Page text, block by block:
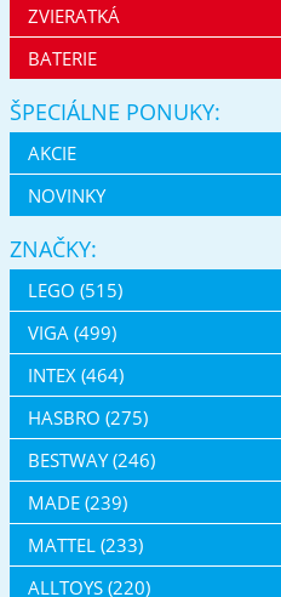
ZVIERATKÁ
BATERIE
ŠPECIÁLNE PONUKY:
AKCIE
NOVINKY
ZNAČKY:
LEGO (515)
VIGA (499)
INTEX (464)
HASBRO (275)
BESTWAY (246)
MADE (239)
MATTEL (233)
ALLTOYS (220)